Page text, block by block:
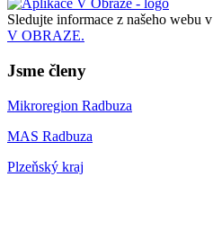
Sledujte informace z našeho webu v
V OBRAZE.
Jsme členy
Mikroregion Radbuza
MAS Radbuza
Plzeňský kraj